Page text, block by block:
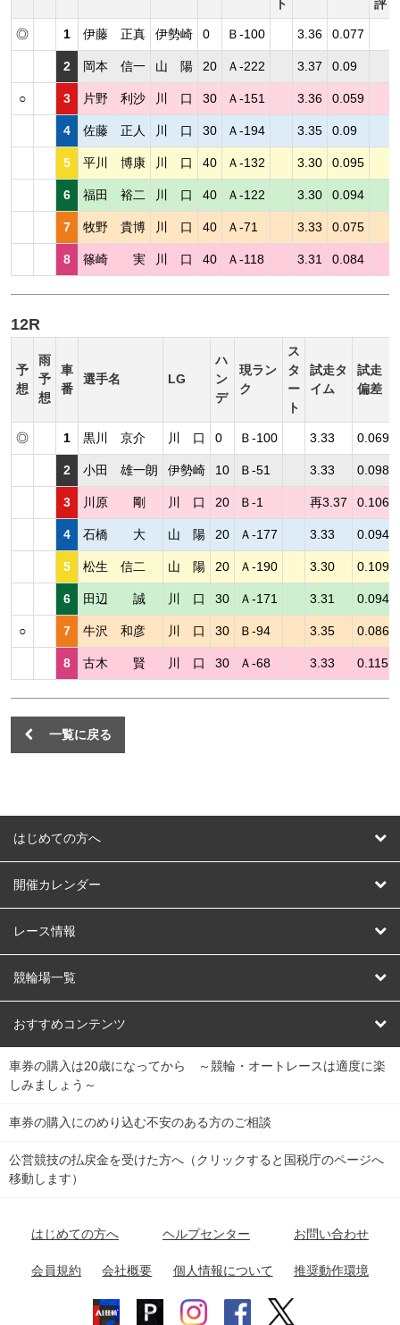
ト
評
◎ 1 伊藤 正真 伊勢崎 0 Ｂ-100 3.36 0.077
2 岡本 信一 山 陽 20 Ａ-222 3.37 0.09
○ 3 片野 利沙 川 口 30 Ａ-151 3.36 0.059
4 佐藤 正人 川 口 30 Ａ-194 3.35 0.09
5 平川 博康 川 口 40 Ａ-132 3.30 0.095
6 福田 裕二 川 口 40 Ａ-122 3.30 0.094
7 牧野 貴博 川 口 40 Ａ-71 3.33 0.075
8 篠崎 実 川 口 40 Ａ-118 3.31 0.084
12R
予
想
雨
予
想
車
番
選手名 LG
ハ
ン
デ
現ラン
ク
ス
タ
ー
ト
試走タ
イム
試走
偏差
◎ 1 黒川 京介 川 口 0 Ｂ-100 3.33 0.069
2 小田 雄一朗 伊勢崎 10 Ｂ-51 3.33 0.098
3 川原 剛 川 口 20 Ｂ-1 再3.37 0.106
4 石橋 大 山 陽 20 Ａ-177 3.33 0.094
5 松生 信二 山 陽 20 Ａ-190 3.30 0.109
6 田辺 誠 川 口 30 Ａ-171 3.31 0.094
○ 7 牛沢 和彦 川 口 30 Ｂ-94 3.35 0.086
8 古木 賢 川 口 30 Ａ-68 3.33 0.115
一覧に戻る
はじめての方へ
はじめての方へ
開催カレンダー
競輪
オートレース
競輪くじ
Dokanto!
チャリロトプラザ
レース情報
レース予想
レース結果
キャリーオーバー一覧
競輪場一覧
北日本 函館競輪場
関
東
弥彦競輪場 前橋競輪場 取手競輪場 宇都宮競輪場
関
東
小田原競輪場
名古屋競輪場 岐阜競輪場 大垣競輪場 豊橋競輪場
富山競輪場 松阪競輪場 四日市競輪場
福井競輪場 奈良競輪場 向日町競輪場
おすすめコンテンツ
競輪選手情報
Perfecta Navi
netkeirin
車券の購入は20歳になってから ～競輪・オートレースは適度に楽
しみましょう～
車券の購入にのめり込む不安のある方のご相談
公営競技の払戻金を受けた方へ（クリックすると国税庁のページへ
移動します）
はじめての方へ ヘルプセンター お問い合わせ
会員規約 会社概要 個人情報について 推奨動作環境